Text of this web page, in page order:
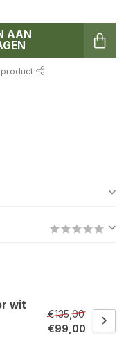
AAN
wit
€135,00
€99,00